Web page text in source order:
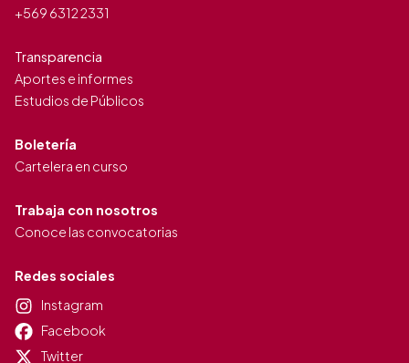
+569 6312 2331
Transparencia
Aportes e informes
Estudios de Públicos
Boletería
Cartelera en curso
Trabaja con nosotros
Conoce las convocatorias
Redes sociales
Instagram
Facebook
Twitter